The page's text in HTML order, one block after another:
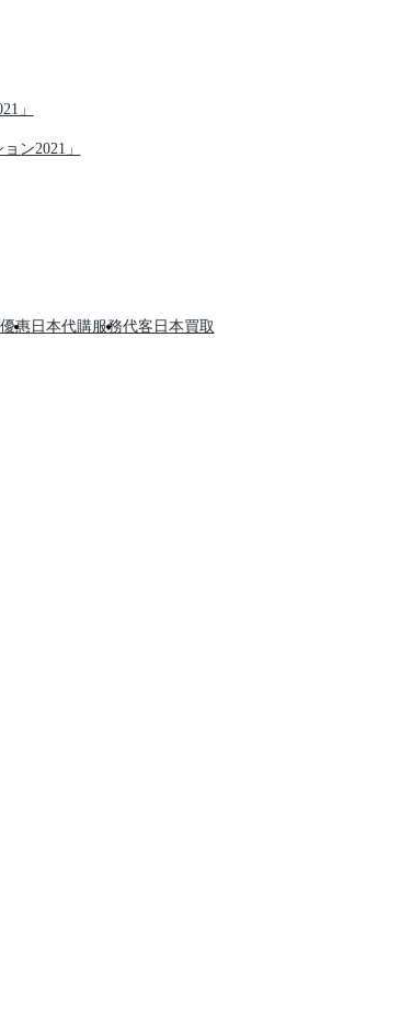
」
ン2021」
惠日本代購服務代客日本買取